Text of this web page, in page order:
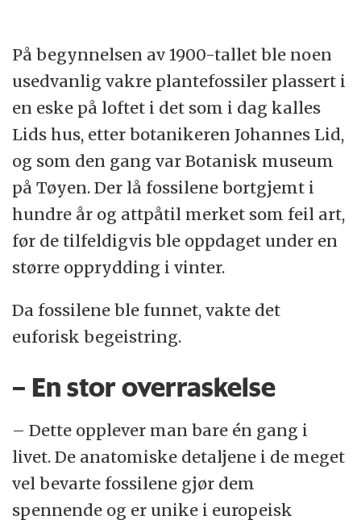
På begynnelsen av 1900-tallet ble noen
usedvanlig vakre plantefossiler plassert i
en eske på loftet i det som i dag kalles
Lids hus, etter botanikeren Johannes Lid,
og som den gang var Botanisk museum
på Tøyen. Der lå fossilene bortgjemt i
hundre år og attpåtil merket som feil art,
før de tilfeldigvis ble oppdaget under en
større opprydding i vinter.
Da fossilene ble funnet, vakte det
euforisk begeistring.
– En stor overraskelse
– Dette opplever man bare én gang i
livet. De anatomiske detaljene i de meget
vel bevarte fossilene gjør dem
spennende og er unike i europeisk